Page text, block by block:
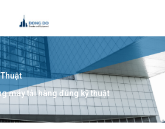
máy tải hàng đúng kỹ thuật